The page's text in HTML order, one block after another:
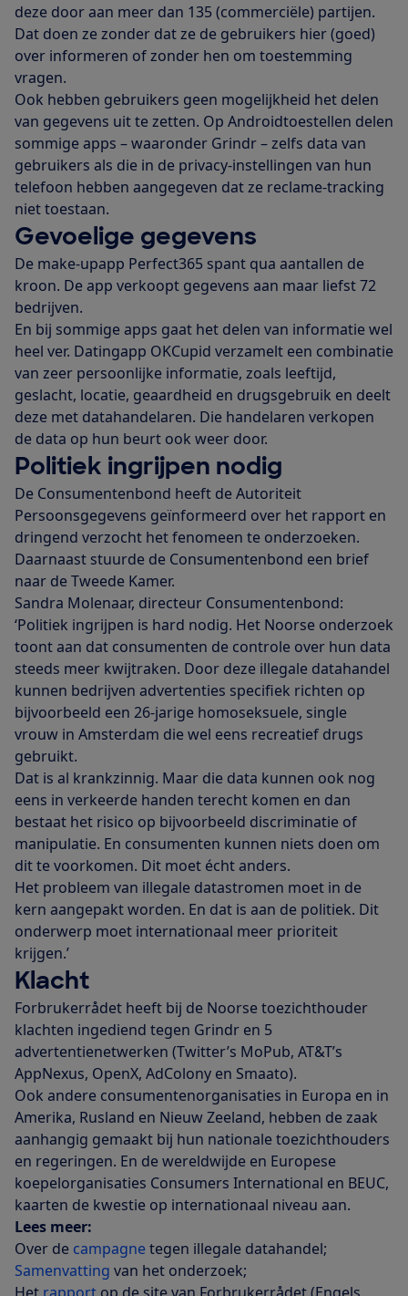
deze door aan meer dan 135 (commerciële) partijen.
Dat doen ze zonder dat ze de gebruikers hier (goed)
over informeren of zonder hen om toestemming
vragen.
Ook hebben gebruikers geen mogelijkheid het delen
van gegevens uit te zetten. Op Androidtoestellen delen
sommige apps – waaronder Grindr – zelfs data van
gebruikers als die in de privacy-instellingen van hun
telefoon hebben aangegeven dat ze reclame-tracking
niet toestaan.
Gevoelige gegevens
De make-upapp Perfect365 spant qua aantallen de
kroon. De app verkoopt gegevens aan maar liefst 72
bedrijven.
En bij sommige apps gaat het delen van informatie wel
heel ver. Datingapp OKCupid verzamelt een combinatie
van zeer persoonlijke informatie, zoals leeftijd,
geslacht, locatie, geaardheid en drugsgebruik en deelt
deze met datahandelaren. Die handelaren verkopen
de data op hun beurt ook weer door.
Politiek ingrijpen nodig
De Consumentenbond heeft de Autoriteit
Persoonsgegevens geïnformeerd over het rapport en
dringend verzocht het fenomeen te onderzoeken.
Daarnaast stuurde de Consumentenbond een brief
naar de Tweede Kamer.
Sandra Molenaar, directeur Consumentenbond:
‘Politiek ingrijpen is hard nodig. Het Noorse onderzoek
toont aan dat consumenten de controle over hun data
steeds meer kwijtraken. Door deze illegale datahandel
kunnen bedrijven advertenties specifiek richten op
bijvoorbeeld een 26-jarige homoseksuele, single
vrouw in Amsterdam die wel eens recreatief drugs
gebruikt.
Dat is al krankzinnig. Maar die data kunnen ook nog
eens in verkeerde handen terecht komen en dan
bestaat het risico op bijvoorbeeld discriminatie of
manipulatie. En consumenten kunnen niets doen om
dit te voorkomen. Dit moet écht anders.
Het probleem van illegale datastromen moet in de
kern aangepakt worden. En dat is aan de politiek. Dit
onderwerp moet internationaal meer prioriteit
krijgen.’
Klacht
Forbrukerrådet heeft bij de Noorse toezichthouder
klachten ingediend tegen Grindr en 5
advertentienetwerken (Twitter’s MoPub, AT&T’s
AppNexus, OpenX, AdColony en Smaato).
Ook andere consumentenorganisaties in Europa en in
Amerika, Rusland en Nieuw Zeeland, hebben de zaak
aanhangig gemaakt bij hun nationale toezichthouders
en regeringen. En de wereldwijde en Europese
koepelorganisaties Consumers International en BEUC,
kaarten de kwestie op internationaal niveau aan.
Lees meer:
Over de campagnetegen illegale datahandel;
Samenvatting van het onderzoek;